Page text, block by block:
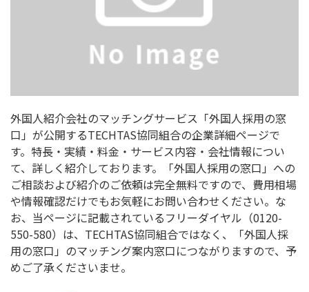
外国人紹介会社のマッチングサービス「外国人採用の窓
口」が公開するTECHTAS協同組合の企業詳細ページで
す。特長・実績・料金・サービス内容・会社情報につい
て、詳しく紹介しております。「外国人採用の窓口」への
ご相談および紹介のご依頼は完全無料ですので、費用相場
や情報確認だけでもお気軽にお問い合わせください。な
お、当ページに記載されているフリーダイヤル（0120-
550-580）は、TECHTAS協同組合ではなく、「外国人採
用の窓口」のマッチング案内窓口につながりますので、予
めご了承くださいませ。